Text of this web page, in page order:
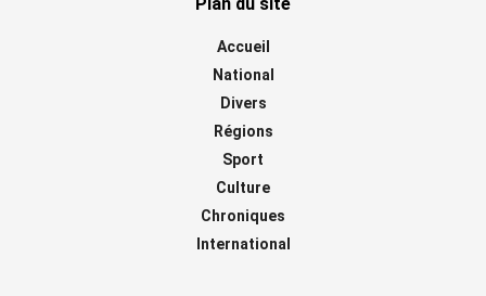
Accueil
National
Divers
Régions
Sport
Culture
Chroniques
International